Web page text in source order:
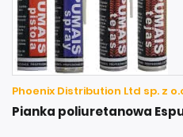
Phoenix Distribution Ltd sp. z
Pianka poliuretanowa